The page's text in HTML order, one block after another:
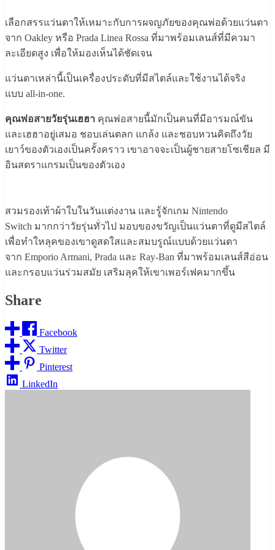
เลือกสรรแว่นตาให้เหมาะกับการผจญภัยของคุณพ่อด้วยแว่นตา
จาก Oakley หรือ Prada Linea Rossa ที่มาพร้อมเลนส์ที่มีควมา
ละเอียดสูง เพื่อให้มองเห็นได้ชัดเจน
แว่นตาเหล่านี้เป็นเครื่องประดับที่มีสไตล์และใช้งานได้จริง
แบบ all-in-one.
คุณพ่อสายวัยรุ่นเฮฮา คุณพ่อสายนี้มักเป็นคนที่มีอารมณ์ขัน
และเฮฮาอยู่เสมอ ชอบเล่นตลก แกล้ง และชอบหวนคิดถึงวัย
เยาว์ของตัวเองเป็นครั้งคราว เขาอาจจะเป็นผู้ชายสายโซเชียล มี
อินสตราแกรมเป็นของตัวเอง
สวมรองเท้าผ้าใบในวันแต่งงาน และรู้จักเกม Nintendo
Switch มากกว่าวัยรุ่นทั่วไป มอบของขวัญเป็นแว่นตาที่ดูมีสไตล์
เพื่อทำใหลุคของเขาดูสดใสและสมบรูณ์แบบด้วยแว่นตา
จาก Emporio Armani, Prada และ Ray-Ban ที่มาพร้อมเลนส์สีอ่อน
และกรอบแว่นร่วมสมัย เสริมลุคให้เขาเพอร์เฟคมากขึ้น
Share
Facebook
Twitter
Pinterest
LinkedIn